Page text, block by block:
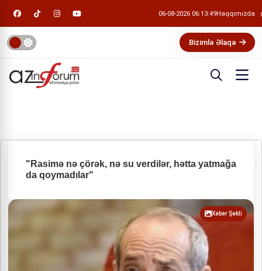
06-08-2026 06:13:50Haqqımızda
Bizimlə Əlaqə
"Rasimə nə çörək, nə su verdilər, hətta yatmağa
da qoymadılar"
Xəbər Şəkli